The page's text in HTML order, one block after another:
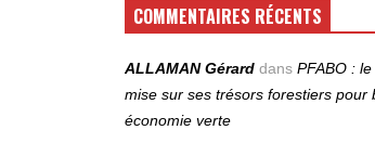
COMMENTAIRES RÉCENTS
ALLAMAN Gérard dansPFABO :
mise sur ses trésors forestiers pour
économie verte